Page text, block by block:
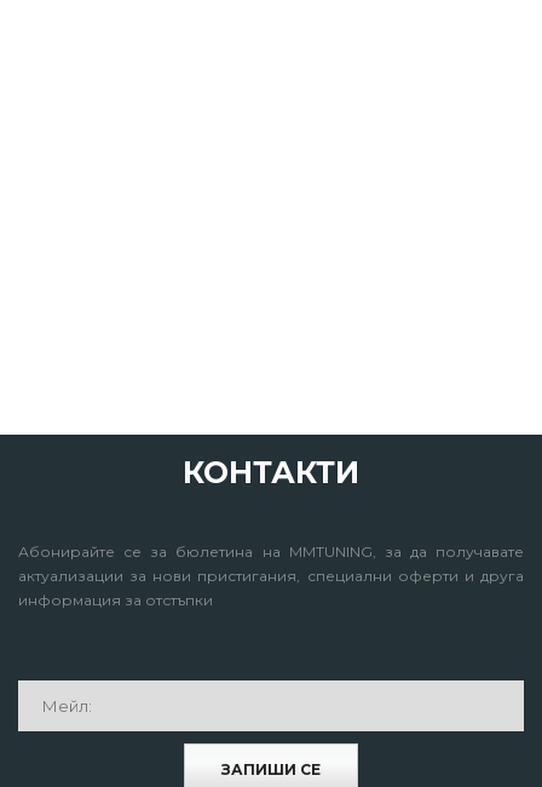
КОНТАКТИ
Абонирайте се за бюлетина на MMTUNING, за да получавате
актуализации за нови пристигания, специални оферти и друга
информация за отстъпки
ЗАПИШИ СЕ